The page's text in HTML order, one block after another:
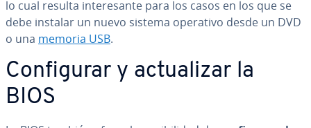
lo cual resulta in­te­re­sa­n­te para los casos en los que se
debe instalar un nuevo sistema operativo desde un DVD
o una memoria USB.
Co­n­fi­gu­rar y ac­tua­li­zar la
BIOS